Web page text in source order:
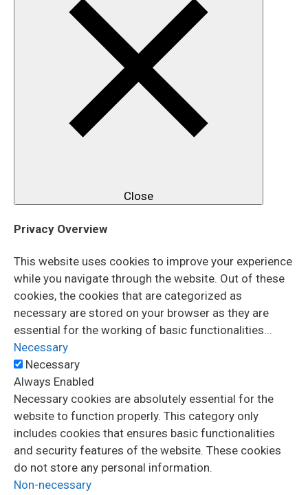
Close
Privacy Overview
This website uses cookies to improve your experience
while you navigate through the website. Out of these
cookies, the cookies that are categorized as
necessary are stored on your browser as they are
essential for the working of basic functionalities...
Necessary
Necessary
Always Enabled
Necessary cookies are absolutely essential for the
website to function properly. This category only
includes cookies that ensures basic functionalities
and security features of the website. These cookies
do not store any personal information.
Non-necessary